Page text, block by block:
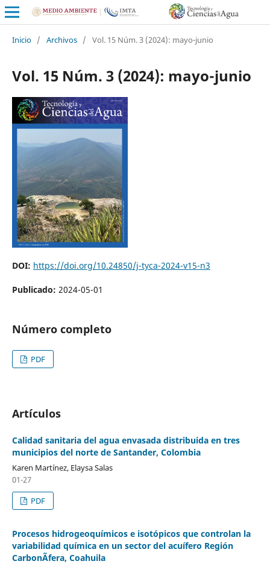
Inicio / Archivos / Vol. 15 Núm. 3 (2024): mayo-junio
Vol. 15 Núm. 3 (2024): mayo-junio
DOI: https://doi.org/10.24850/j-tyca-2024-v15-n3
Publicado: 2024-05-01
Número completo
PDF
Artículos
Calidad sanitaria del agua envasada distribuida en tres
municipios del norte de Santander, Colombia
Karen Martínez, Elaysa Salas
01-27
PDF
Procesos hidrogeoquímicos e isotópicos que controlan la
variabilidad química en un sector del acuífero Región
CarbonÃ­fera, Coahuila